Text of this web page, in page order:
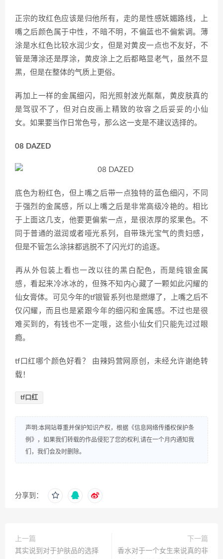
正宗的玫红色应该是归他所有，走的是性感妩媚路线，上
嘴之后颜色属于中性，不暗不明，不偏蓝也不偏紫调。薄
涂是水红色比较水润少女，但是对黄皮一点也不友好，不
管是薄涂还是厚涂，黄皮涂上之后都略显老气，虽然不显
黑，但是在整体的气质上更俗。
再加上一样的金属细闪，阳光照射波光粼粼，黄皮肤真的
是驾驭不了，但对白皮画上精致的妆容之后妥妥的小仙
女。如果要当作日常色号，那么这一支是不建议选择的。
​08 DAZED
底色为粉红色，但上嘴之后带一点独特的蓝色细闪，不同
于强烈的金属感，所以上嘴之后是非常高级冷艳的。相比
于上面这几支，他要更偏紫一点，是很浓厚的浆果色。不
同于普通的滋润或者哑光系列，自带珠光宝气的贵妇感，
但是不管怎么涂抹都逃脱不了闪光灯的追逐。
​再从外包装上看也一改以往的黑白配色，而是纯银金属
感，看起来冷冰冰的，但殊不知内心藏了一颗如此闪耀的
仙女膏体。可见今年的tf银管系列也是燃爆了，上嘴之后不
仅闪耀，而且也是紧跟今年的细闪和金属感。不过也是很
难买到的，有钱也不一定哦，这些小仙女们只能先过过眼
瘾。
tf口红哪个颜色好看？ 由辣妈营网原创，未经允许谢绝转
载！
tf口红
声明:本网站尊重并保护知识产权，根据《信息网络传播权保护条
例》，如果我们转载的作品侵犯了您的权利,请在一个月内通知我
们，我们会及时删除。
分享到：
上一篇
其实说到对于护肤品的选择
下一篇
香水对于一个女生来说真的非